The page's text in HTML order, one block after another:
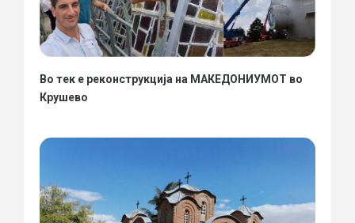
Во тек е реконструкција на МАКЕДОНИУМОТ во
Крушево